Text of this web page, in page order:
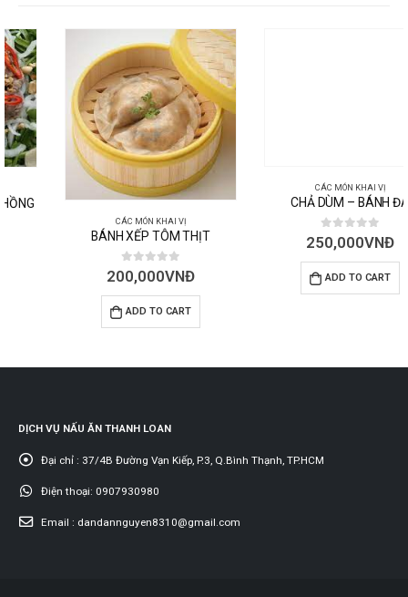
CÁC MÓN KHAI VỊ
BÁNH XẾP TÔM THỊT
out of 5
200,000VNĐ
ADD TO CART
CÁC MÓN KHAI VỊ
CHẢ DÙM – BÁNH ĐA
out of 5
250,000VNĐ
ADD TO CART
DỊCH VỤ NẤU ĂN THANH LOAN
Đại chỉ : 37/4B Đường Vạn Kiếp, P.3, Q.Bình Thạnh, TP.HCM
Điện thoại: 0907930980
Email : dandannguyen8310@gmail.com